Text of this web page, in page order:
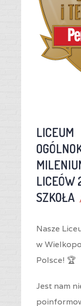
LICEUM
LICEÓW
SZKOŁA
Nasze
w
Polsce! 🏆
Jest nam